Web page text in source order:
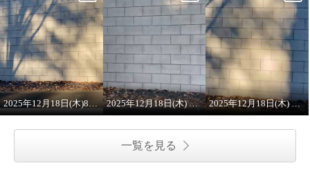
2025年12月18日(木)8:00 ON AIR 2025年12月18日(木) 8:00 ON AIR 2025年12月18日(木) 8:00 ON AIR ワンピース
一覧を見る